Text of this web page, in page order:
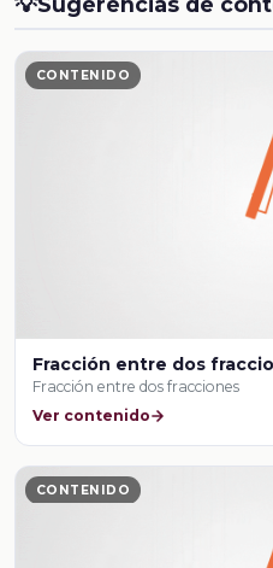
CONTENIDO
Fracción entre dos
Fracción entre dos fracciones
Ver contenido
CONTENIDO